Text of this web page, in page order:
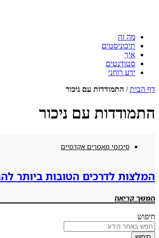
מה זה
תיכוניסטים
איך
סטודנטים
ידע רוחני
דף הבית/ התמודדות עם ניכור
התמודדות עם ניכור
סיכומי מאמרים אקדמיים
המלצות לדרכים הטובות ביותר
המשך קריאה
חיפוש